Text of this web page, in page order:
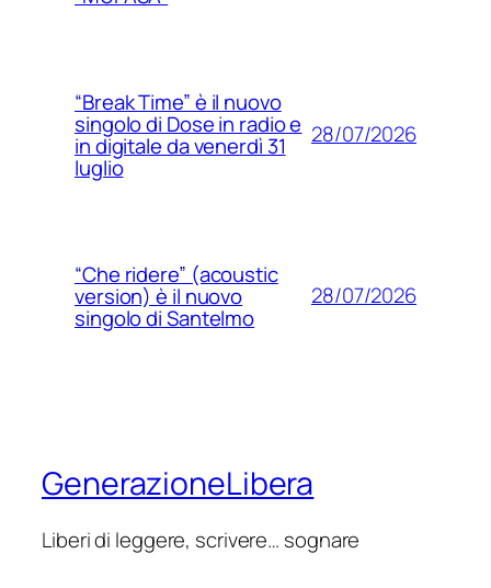
“Break Time” è il nuovo
singolo di Dose in radio e
in digitale da venerdì 31
luglio
28/07/2026
“Che ridere” (acoustic
version) è il nuovo
singolo di Santelmo
28/07/2026
GenerazioneLibera
Liberi di leggere, scrivere… sognare